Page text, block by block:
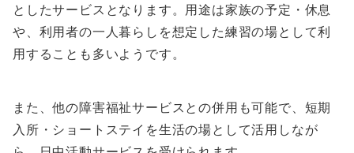
としたサービスとなります。用途は家族の予定・休息
や、利用者の一人暮らしを想定した練習の場として利
用することも多いようです。
また、他の障害福祉サービスとの併用も可能で、短期
入所・ショートステイを生活の場として活用しなが